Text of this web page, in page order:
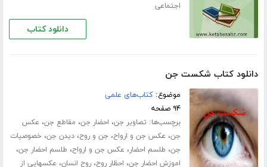
اجتماعی
دانلود کتاب
دانلود کتاب شکست جن
موضوع:کتاب‌های علمی
۹۴ صفحه
برچسب‌ها: تصاویر جن، احضار جن، مقاطع جن، عکس
جن، عکس جن و ارواح، جن و روح،دیدن جن، خصوصیات
جن، طلسم احضار، عکس جن و ارواح، طلسم احضار جن،
اموزش احضار جن، احظار روح،روح انسان، عکسهایی از